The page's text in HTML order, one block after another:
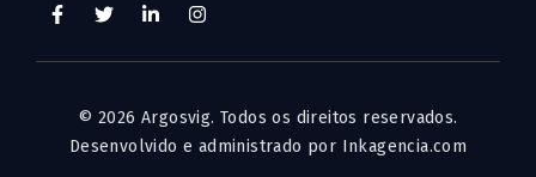
© 2026 Argosvig. Todos os direitos reservados.
Desenvolvido e administrado por Inkagencia.com